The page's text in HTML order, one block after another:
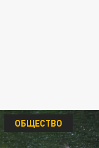
ОБЩЕСТВО